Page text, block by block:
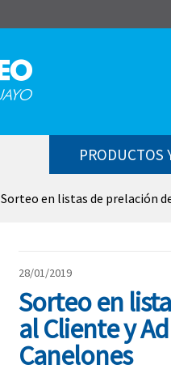
PRODUCTOS
Sorteo en listas de prelación
28/01/2019
Sorteo en
al Cliente y
Canelones